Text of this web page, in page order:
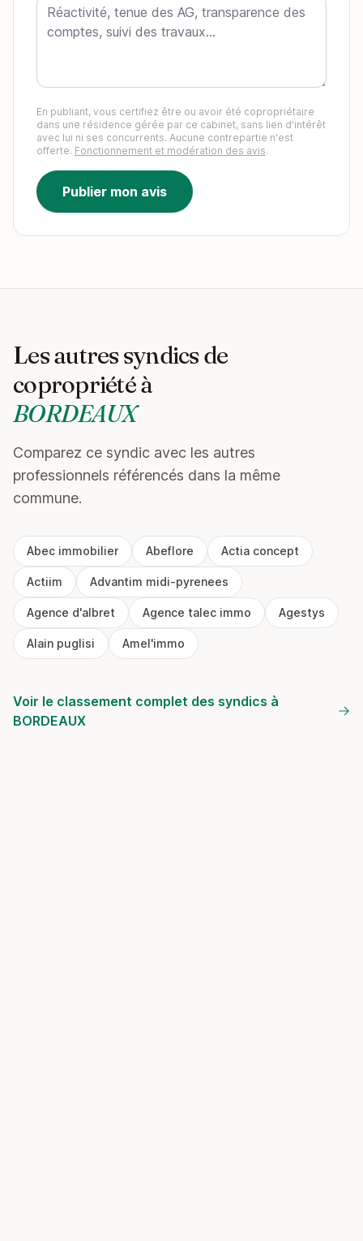
En publiant, vous certifiez être ou avoir été copropriétaire
dans une résidence gérée par ce cabinet, sans lien d'intérêt
avec lui ni ses concurrents. Aucune contrepartie n'est
offerte. Fonctionnement et modération des avis.
Publier mon avis
Les autres syndics de
copropriété à
BORDEAUX
Comparez ce syndic avec les autres
professionnels référencés dans la même
commune.
Abec immobilier Abeflore Actia concept
Actiim Advantim midi-pyrenees
Agence d'albret Agence talec immo Agestys
Alain puglisi Amel'immo
Voir le classement complet des syndics à
BORDEAUX